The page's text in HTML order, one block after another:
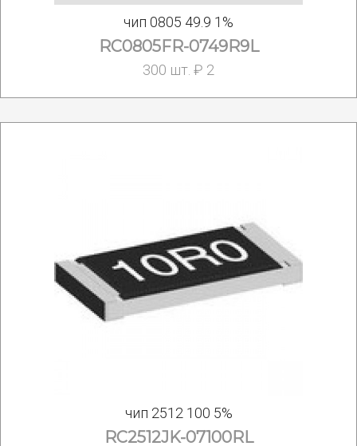
чип 0805 49.9 1%
RC0805FR-0749R9L
300 шт. ₽ 2
чип 2512 100 5%
RC2512JK-07100RL